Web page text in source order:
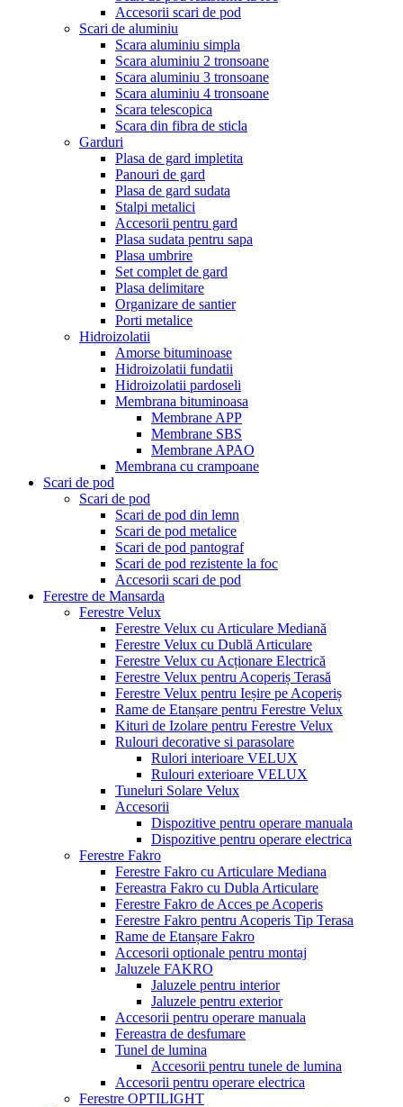
Accesorii scari de pod
Scari de aluminiu
Scara aluminiu simpla
Scara aluminiu 2 tronsoane
Scara aluminiu 3 tronsoane
Scara aluminiu 4 tronsoane
Scara telescopica
Scara din fibra de sticla
Garduri
Plasa de gard impletita
Panouri de gard
Plasa de gard sudata
Stalpi metalici
Accesorii pentru gard
Plasa sudata pentru sapa
Plasa umbrire
Set complet de gard
Plasa delimitare
Organizare de santier
Porti metalice
Hidroizolatii
Amorse bituminoase
Hidroizolatii fundatii
Hidroizolatii pardoseli
Membrana bituminoasa
Membrane APP
Membrane SBS
Membrane APAO
Membrana cu crampoane
Scari de pod
Scari de pod
Scari de pod din lemn
Scari de pod metalice
Scari de pod pantograf
Scari de pod rezistente la foc
Accesorii scari de pod
Ferestre de Mansarda
Ferestre Velux
Ferestre Velux cu Articulare Mediană
Ferestre Velux cu Dublă Articulare
Ferestre Velux cu Acționare Electrică
Ferestre Velux pentru Acoperiș Terasă
Ferestre Velux pentru Ieșire pe Acoperiș
Rame de Etanșare pentru Ferestre Velux
Kituri de Izolare pentru Ferestre Velux
Rulouri decorative si parasolare
Rulori interioare VELUX
Rulouri exterioare VELUX
Tuneluri Solare Velux
Accesorii
Dispozitive pentru operare manuala
Dispozitive pentru operare electrica
Ferestre Fakro
Ferestre Fakro cu Articulare Mediana
Fereastra Fakro cu Dubla Articulare
Ferestre Fakro de Acces pe Acoperis
Ferestre Fakro pentru Acoperis Tip Terasa
Rame de Etanșare Fakro
Accesorii optionale pentru montaj
Jaluzele FAKRO
Jaluzele pentru interior
Jaluzele pentru exterior
Accesorii pentru operare manuala
Fereastra de desfumare
Tunel de lumina
Accesorii pentru tunele de lumina
Accesorii pentru operare electrica
Ferestre OPTILIGHT